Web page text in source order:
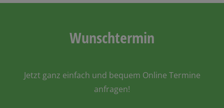
Wunschtermin
Jetzt ganz einfach und bequem Online Termine
anfragen!